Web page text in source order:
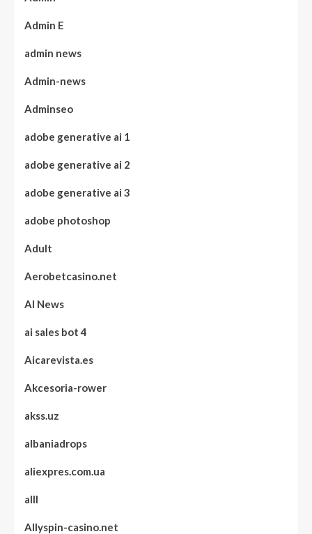
Admin E
admin news
Admin-news
Adminseo
adobe generative ai 1
adobe generative ai 2
adobe generative ai 3
adobe photoshop
Adult
Aerobetcasino.net
AI News
ai sales bot 4
Aicarevista.es
Akcesoria-rower
akss.uz
albaniadrops
aliexpres.com.ua
alll
Allyspin-casino.net